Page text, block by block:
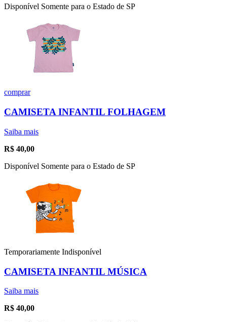
Disponível Somente para o Estado de SP
comprar
CAMISETA INFANTIL FOLHAGEM
Saiba mais
R$ 40,00
Disponível Somente para o Estado de SP
Temporariamente Indisponível
CAMISETA INFANTIL MÚSICA
Saiba mais
R$ 40,00